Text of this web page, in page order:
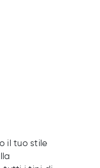
il tuo stile